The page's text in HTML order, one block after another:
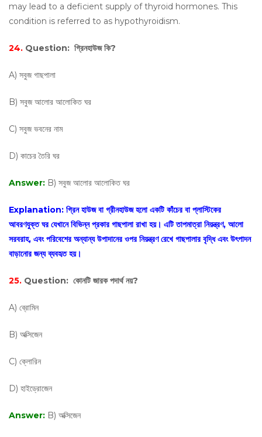
may lead to a deficient supply of thyroid hormones. This
condition is referred to as hypothyroidism.
24. Question: গ্রিনহাউজ কি?
A) সবুজ গাছপালা
B) সবুজ আলোর আলোকিত ঘর
C) সবুজ ভবনের নাম
D) কাচের তৈরি ঘর
Answer: B) সবুজ আলোর আলোকিত ঘর
Explanation: গ্রিন হাউজ বা গ্রীনহাউজ হলো একটি কাঁচের বা প্লাস্টিকের
আবরণযুক্ত ঘর যেখানে বিভিন্ন প্রকার গাছপালা রাখা হয়। এটি তাপমাত্রা নিয়ন্ত্রণ, আলো
সরবরাহ, এবং পরিবেশের অন্যান্য উপাদানের ওপর নিয়ন্ত্রণ রেখে গাছপালার বৃদ্ধি এবং উৎপাদন
বাড়ানোর জন্য ব্যবহৃত হয়।
25. Question: কোনটি জারক পদার্থ নয়?
A) ব্রোমিন
B) অক্সিজেন
C) ক্লোরিন
D) হাইড্রোজেন
Answer: B) অক্সিজেন